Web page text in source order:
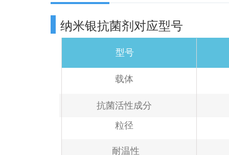
纳米银抗菌剂对应型号
型号
载体
抗菌活性成分
粒径
耐温性